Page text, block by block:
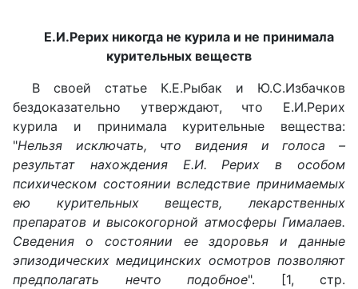
Е.И.Рерих никогда не курила и не принимала
курительных веществ
В своей статье К.Е.Рыбак и Ю.С.Избачков
бездоказательно утверждают, что Е.И.Рерих
курила и принимала курительные вещества:
"Нельзя исключать, что видения и голоса –
результат нахождения Е.И. Рерих в особом
психическом состоянии вследствие принимаемых
ею курительных веществ, лекарственных
препаратов и высокогорной атмосферы Гималаев.
Сведения о состоянии ее здоровья и данные
эпизодических медицинских осмотров позволяют
предполагать нечто подобное". [1, стр.